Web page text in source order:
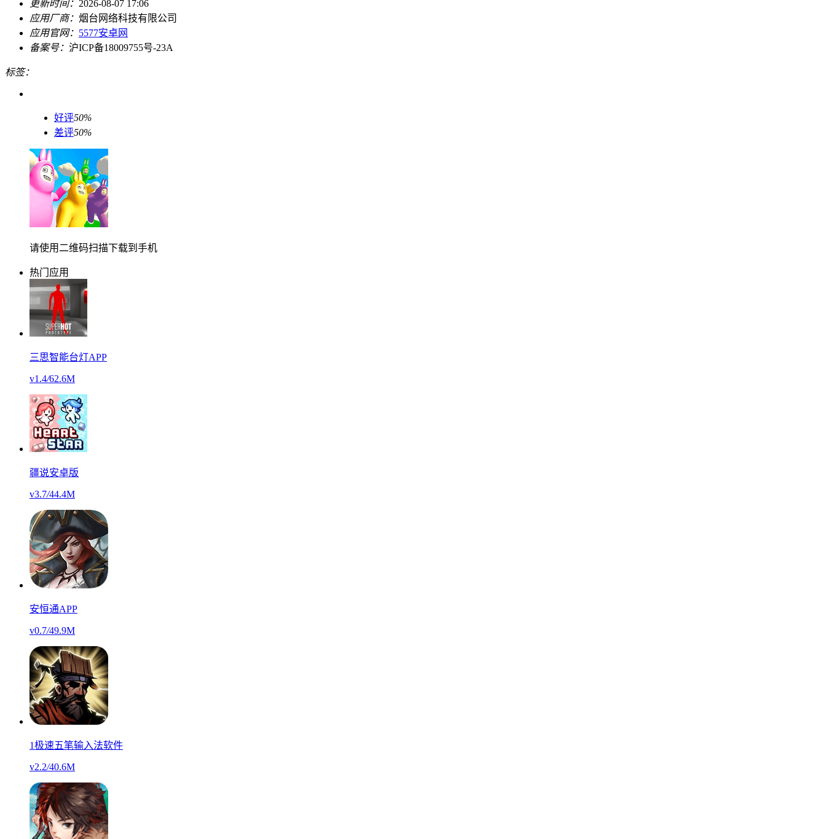
更新时间： 2026-08-07 17:06
应用厂商： 烟台网络科技有限公司
应用官网： 5577安卓网
备案号： 沪ICP备18009755号-23A
标签：
好评50%
差评50%
请使用二维码扫描下载到手机
热门应用
三思智能台灯APP
v1.4/62.6M
疆说安卓版
v3.7/44.4M
安恒通APP
v0.7/49.9M
1极速五笔输入法软件
v2.2/40.6M